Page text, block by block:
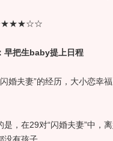
★★★☆☆
早把生baby提上日程
夫妻”的经历，大小恋幸福
在29对“闪婚夫妻”中，离